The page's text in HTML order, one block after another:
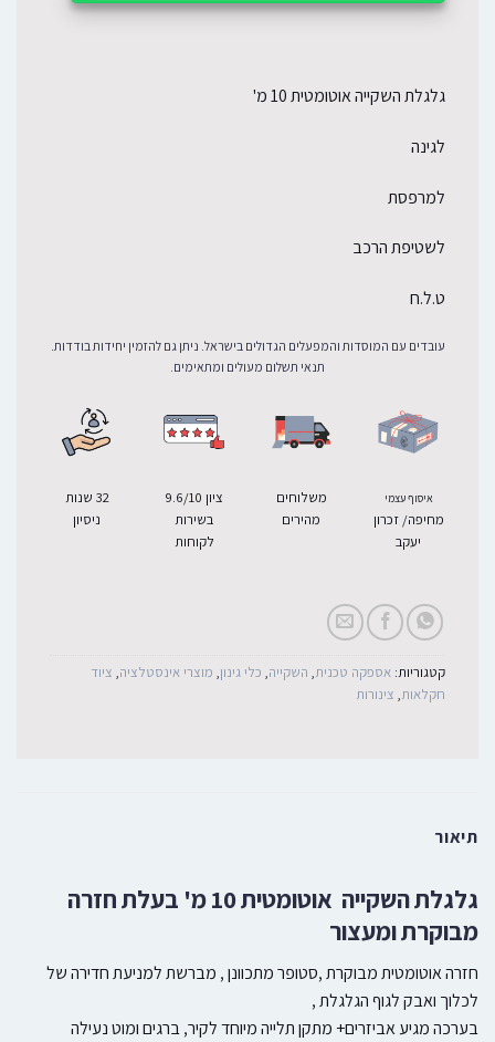
גלגלת השקייה אוטומטית 10 מ'
לגינה
למרפסת
לשטיפת הרכב
ט.ל.ח
עובדים עם המוסדות והמפעלים הגדולים בישראל. ניתן גם להזמין יחידות בודדות.
תנאי תשלום מעולים ומתאימים.
איסוף עצמי
מחיפה/ זכרון
יעקב
משלוחים
מהירים
ציון 9.6/10
בשירות
לקוחות
32 שנות
ניסיון
קטגוריות: אספקה טכנית, השקייה, כלי גינון, מוצרי אינסטלציה, ציוד
חקלאות, צינורות
תיאור
גלגלת השקייה אוטומטית 10 מ' בעלת חזרה
מבוקרת ומעצור
חזרה אוטומטית מבוקרת ,סטופר מתכוונן , מברשת למניעת חדירה של
לכלוך ואבק לגוף הגלגלת ,
בערכה מגיע אביזרים+ מתקן תלייה מיוחד לקיר, ברגים ומוט נעילה